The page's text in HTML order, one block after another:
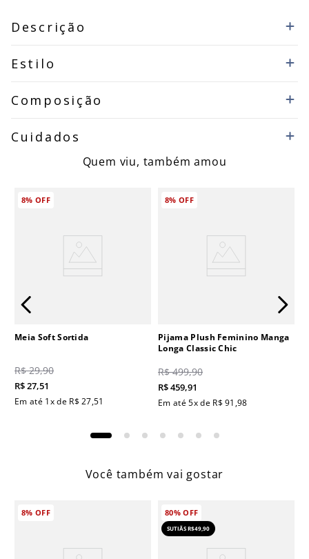
Descrição
Estilo
Composição
Cuidados
Quem viu, também amou
8% OFF
Meia Soft Sortida
R$ 29,90
R$27,51
Em até 1x de R$ 27,51
8% OFF
Pijama Plush Feminino Manga
Longa Classic Chic
R$ 499,90
R$459,91
Em até5x de R$ 91 ,98
Você também vai gostar
8% OFF 80%OFF
SUTIÃS R$49,90